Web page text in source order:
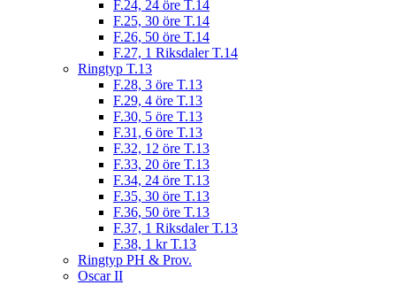
F.24, 24 öre T.14
F.25, 30 öre T.14
F.26, 50 öre T.14
F.27, 1 Riksdaler T.14
Ringtyp T.13
F.28, 3 öre T.13
F.29, 4 öre T.13
F.30, 5 öre T.13
F.31, 6 öre T.13
F.32, 12 öre T.13
F.33, 20 öre T.13
F.34, 24 öre T.13
F.35, 30 öre T.13
F.36, 50 öre T.13
F.37, 1 Riksdaler T.13
F.38, 1 kr T.13
Ringtyp PH & Prov.
Oscar II